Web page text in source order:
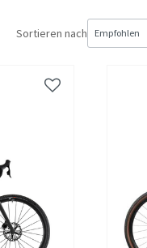
Sortieren nach